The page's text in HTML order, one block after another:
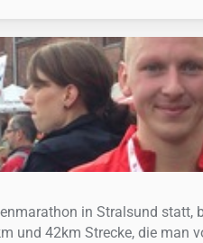
in Stralsund
und 42km Strecke, die man